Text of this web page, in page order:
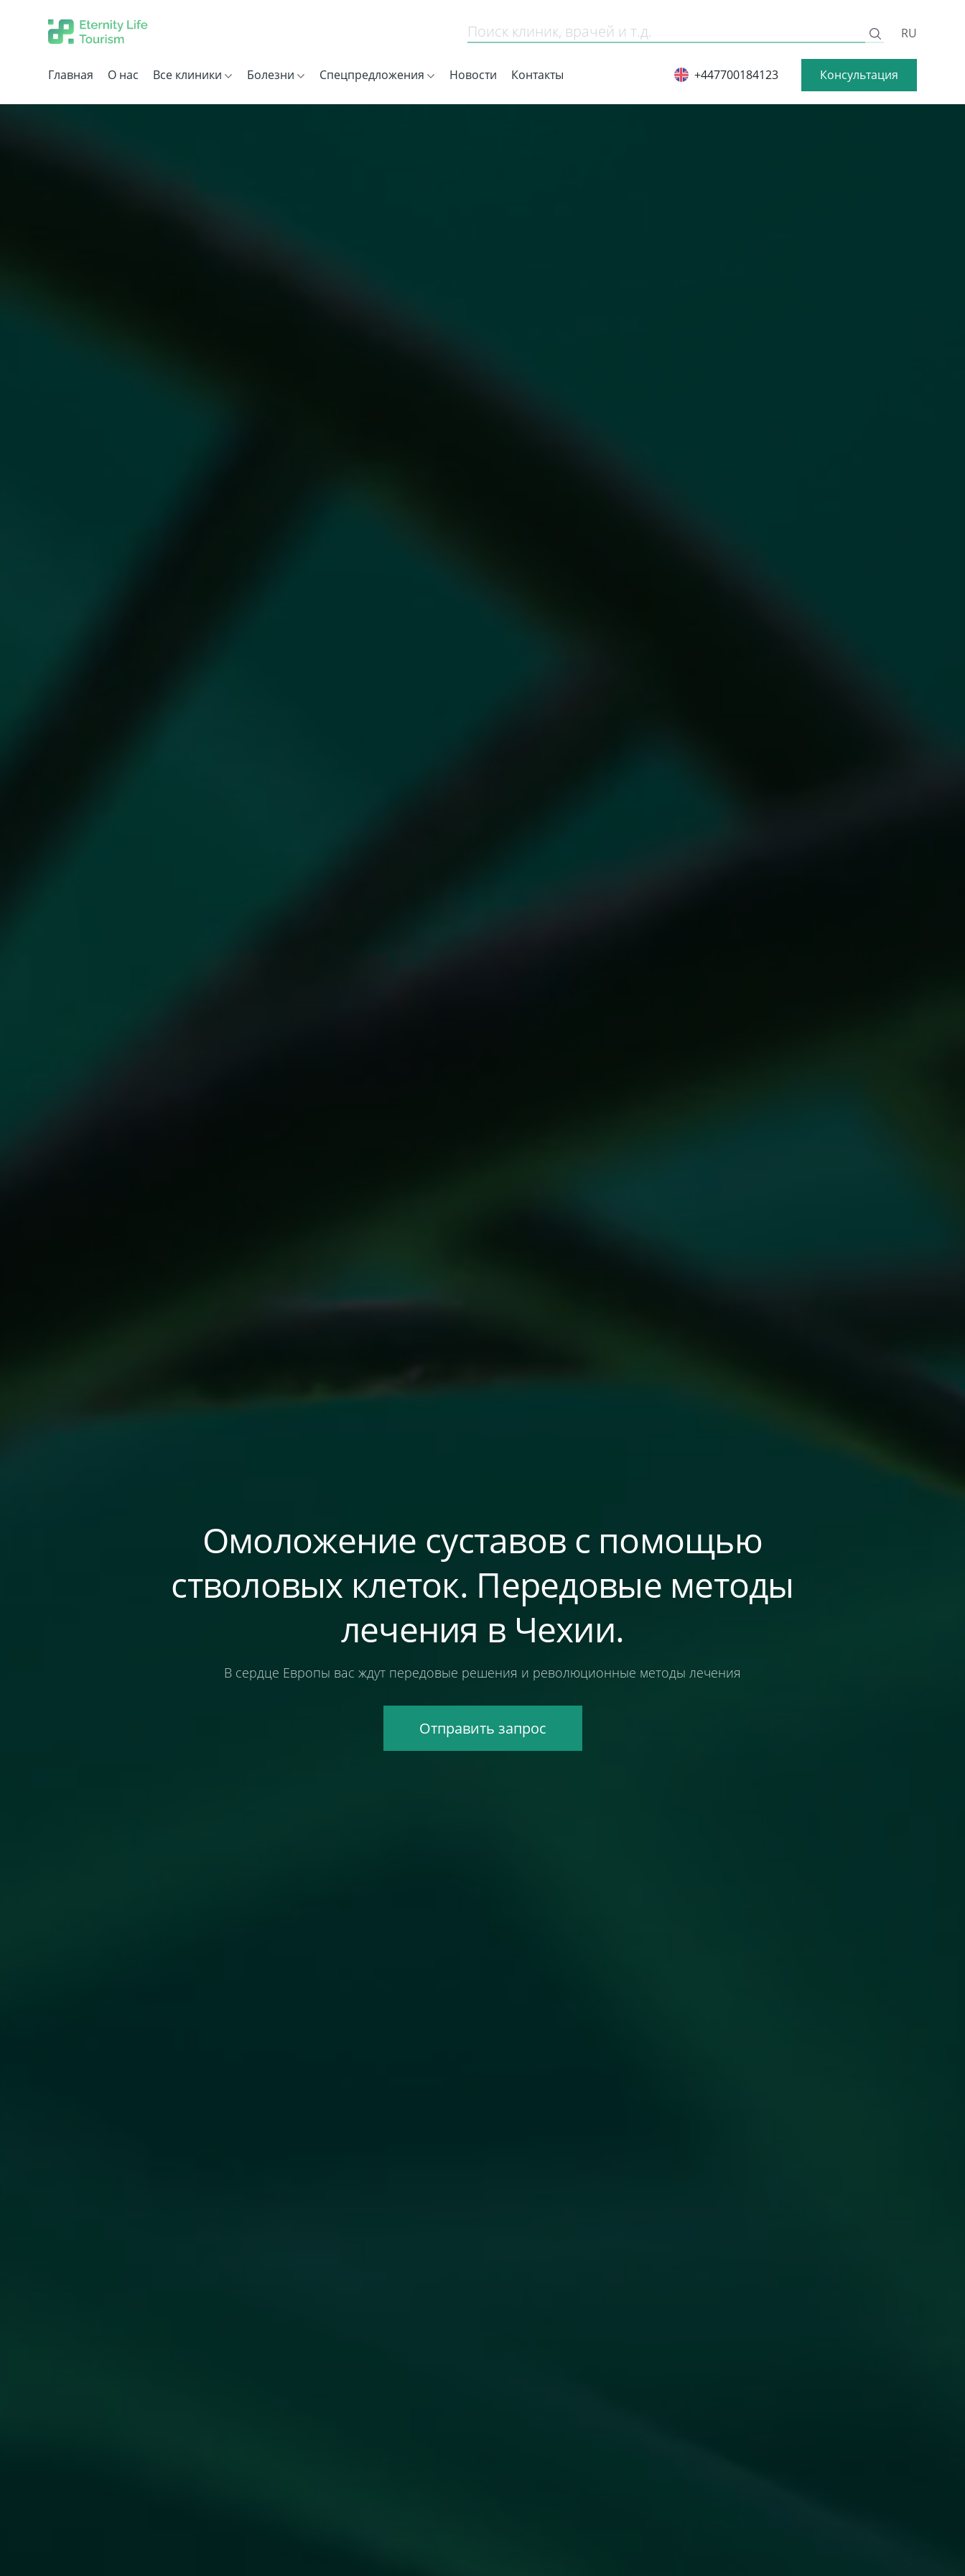
RU
Главная О нас Все клиники Болезни Спецпредложения Новости Контакты +447700184123 Консультация
Омоложение суставов с помощью
стволовых клеток. Передовые методы
лечения в Чехии.
В сердце Европы вас ждут передовые решения и революционные методы лечения
Отправить запрос